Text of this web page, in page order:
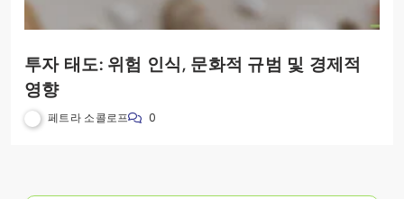
투자 태도: 위험 인식, 문화적 규범 및 경제적
영향
페트라 소콜로프 0